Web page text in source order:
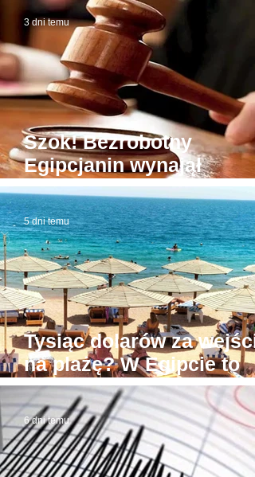
Szok! Bezrobotny
Egipcjanin wynajął
budynek sądu. W
roboty todze wyłudzał
łapówki od naiwnych
3 dni temu
Tysiąc dolarów za
na plażę? W Egipcie to
możliwe! Stąd awantury
5 dni temu
6 dni temu